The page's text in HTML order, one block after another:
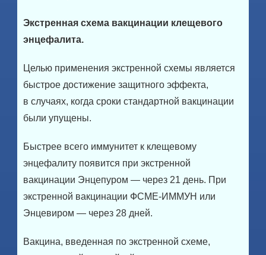
Экстренная схема вакцинации клещевого
энцефалита.
Целью применения экстренной схемы является
быстрое достижение защитного эффекта,
в случаях, когда сроки стандартной вакцинации
были упущены.
Быстрее всего иммунитет к клещевому
энцефалиту появится при экстренной
вакцинации Энцепуром — через 21 день. При
экстренной вакцинации ФСМЕ-ИММУН или
Энцевиром — через 28 дней.
Вакцина, введенная по экстренной схеме,